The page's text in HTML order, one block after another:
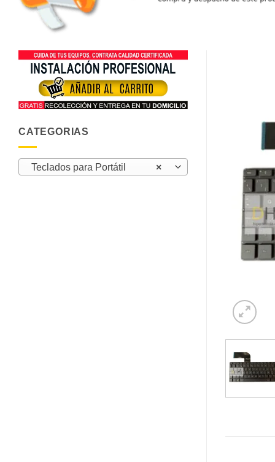
CATEGORIAS
×
Teclados para Portátil